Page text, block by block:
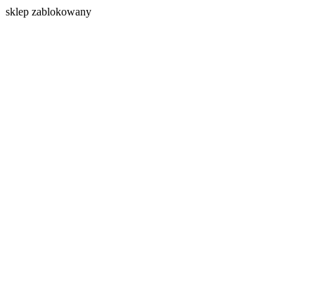
sklep zablokowany